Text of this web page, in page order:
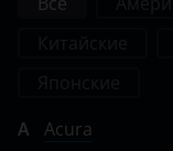
A
Acura